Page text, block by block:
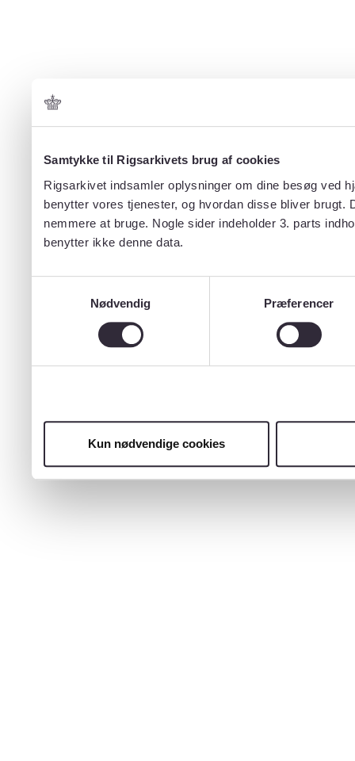
Samtykke til Rigsarkivets brug af cookies
Rigsarkivet indsamler oplysninger om dine besøg ved
benytter vores tjenester, og hvordan disse bliver
nemmere at bruge. Nogle sider indeholder 3. parts
benytter ikke denne data.
Nødvendig
Præferencer
Kun nødvendige cookies